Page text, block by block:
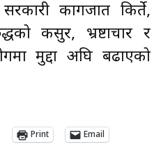
कागजात किर्ते,
कसुर, भ्रष्टाचार र
मुद्दा अघि बढाएको
Print Email